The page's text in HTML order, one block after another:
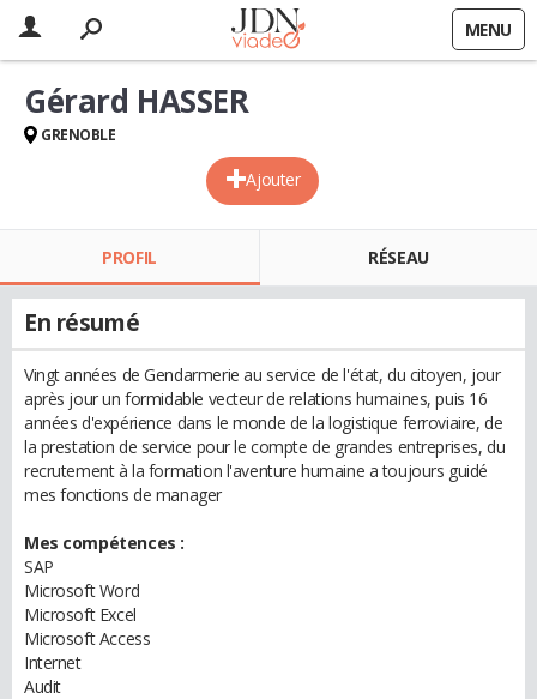
MENU
Ajouter
Gérard HASSER
GRENOBLE
PROFIL RÉSEAU
En résumé
Vingt années de Gendarmerie au service de l'état, du citoyen, jour
après jour un formidable vecteur de relations humaines, puis 16
années d'expérience dans le monde de la logistique ferroviaire, de
la prestation de service pour le compte de grandes entreprises, du
recrutement à la formation l'aventure humaine a toujours guidé
mes fonctions de manager
Mes compétences :
SAP
Microsoft Word
Microsoft Excel
Microsoft Access
Internet
Audit